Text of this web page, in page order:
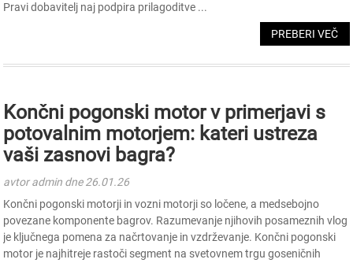
Pravi dobavitelj naj podpira prilagoditve ...
PREBERI VEČ
Končni pogonski motor v primerjavi s
potovalnim motorjem: kateri ustreza
vaši zasnovi bagra?
avtor admin dne 26.01.26
Končni pogonski motorji in vozni motorji so ločene, a medsebojno
povezane komponente bagrov. Razumevanje njihovih posameznih vlog
je ključnega pomena za načrtovanje in vzdrževanje. Končni pogonski
motor je najhitreje rastoči segment na svetovnem trgu goseničnih